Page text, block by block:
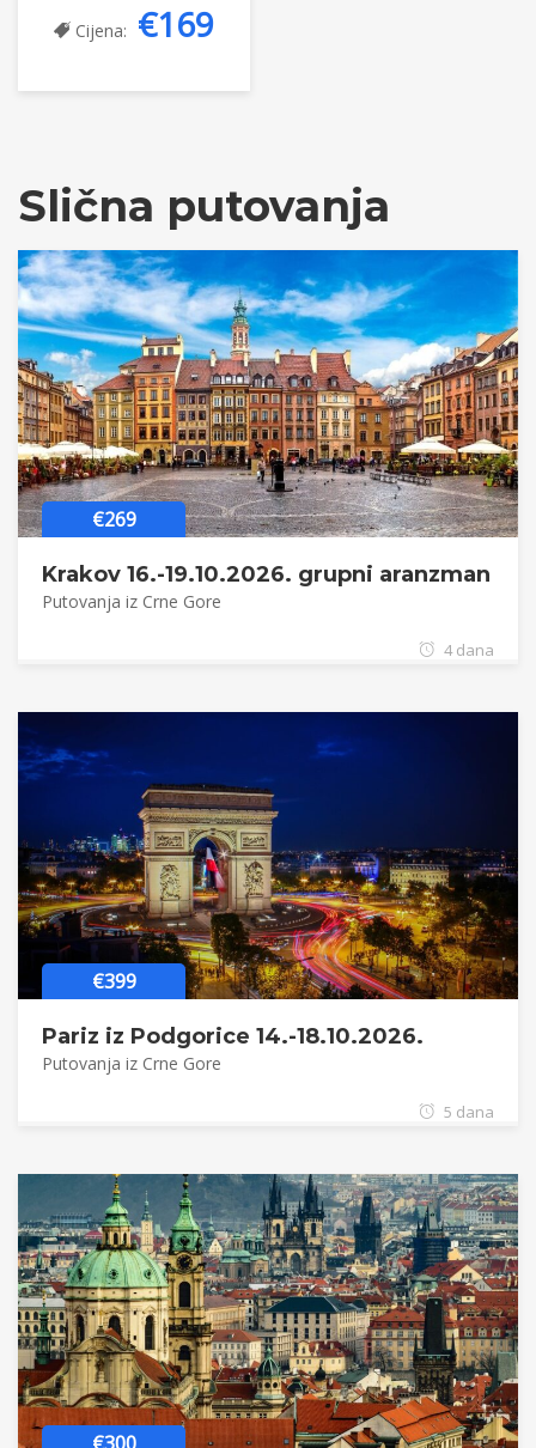
Cijena: €169
Slična putovanja
€269
Krakov 16.-19.10.2026. grupni aranzman
Putovanja iz Crne Gore
4 dana
€399
Pariz iz Podgorice 14.-18.10.2026.
Putovanja iz Crne Gore
5 dana